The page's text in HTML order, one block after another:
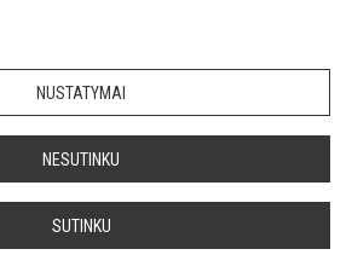
NUSTATYMAI
NESUTINKU
SUTINKU